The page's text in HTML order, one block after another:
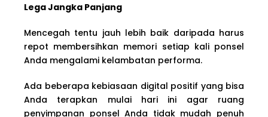
Lega Jangka Panjang
Mencegah tentu jauh lebih baik daripada harus
repot membersihkan memori setiap kali ponsel
Anda mengalami kelambatan performa.
Ada beberapa kebiasaan digital positif yang bisa
Anda terapkan mulai hari ini agar ruang
penyimpanan ponsel Anda tidak mudah penuh